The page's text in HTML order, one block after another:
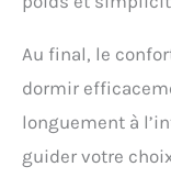
Au final, le
dormir
longuement à
guider votre